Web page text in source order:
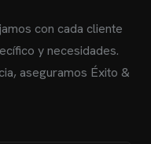
con cada cliente
y necesidades.
aseguramos Éxito &